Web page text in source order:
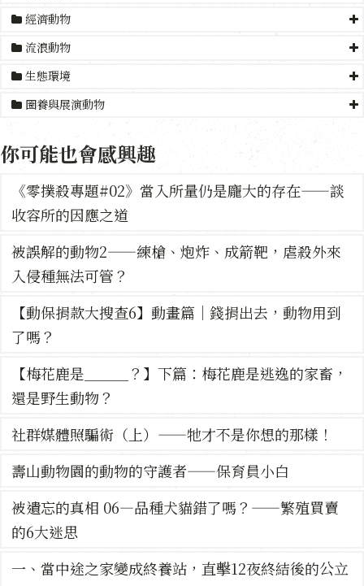
經濟動物
流浪動物
生態環境
圈養與展演動物
你可能也會感興趣
《零撲殺專題#02》當入所量仍是龐大的存在——談
收容所的因應之道
被誤解的動物2——練槍、炮炸、成箭靶，虐殺外來
入侵種無法可管？
【動保捐款大搜查6】動畫篇｜錢捐出去，動物用到
了嗎？
【梅花鹿是＿＿＿？】下篇：梅花鹿是逃逸的家畜，
還是野生動物？
社群媒體照騙術（上）——牠才不是你想的那樣！
壽山動物園的動物的守護者——保育員小白
被遺忘的真相 06—品種犬貓錯了嗎？——繁殖買賣
的6大迷思
一、當中途之家變成終養站，直擊12夜終結後的公立